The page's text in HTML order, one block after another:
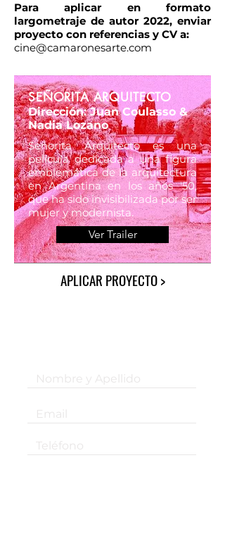
Para aplicar en formato
largometraje de autor 2022, enviar
proyecto con referencias y CV a:
cine@camaronesarte.com
SEÑORITA ARQUITECTO
Dirección: Juan Coulasso &
Nadia Lozano
Señorita Arquitecto es una
película dedicada a una figura
emblemática de la arquitectura
en Argentina en los años '50,
que ha sido invisibilizada por ser
mujer y modernista.
Ver Trailer
APLICAR PROYECTO >